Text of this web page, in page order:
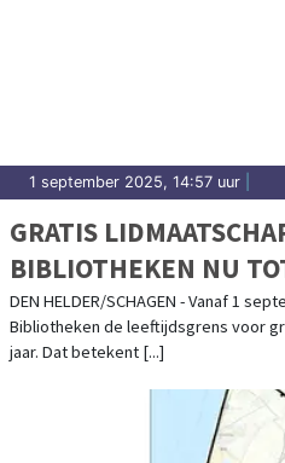
1 september 2025, 14:57 uur
GRATIS
BIBLIOTHEKEN NU
DEN HELDER/SCHAGEN - Vanaf 1
Bibliotheken de leeftijdsgrens voor
jaar. Dat betekent [...]